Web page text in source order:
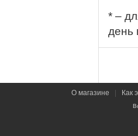
* –
день
О магазине Как